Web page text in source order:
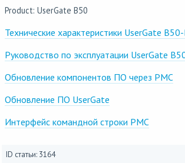
Product: UserGate B50
Технические характеристики UserGate
Руководство по эксплуатации UserGate
Обновление компонентов ПО через PMC
Обновление ПО UserGate
Интерфейс командной строки PMC
ID статьи: 3164